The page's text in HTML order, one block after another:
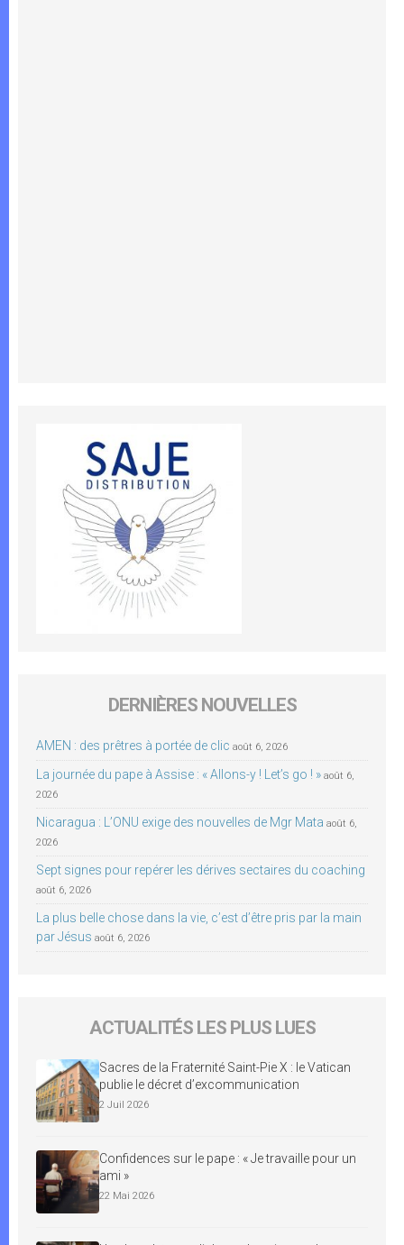
DERNIÈRES NOUVELLES
AMEN : des prêtres à portée de clic août 6, 2026
La journée du pape à Assise : « Allons-y ! Let’s go ! » août 6,
2026
Nicaragua : L’ONU exige des nouvelles de Mgr Mata août 6,
2026
Sept signes pour repérer les dérives sectaires du coaching
août 6, 2026
La plus belle chose dans la vie, c’est d’être pris par la main
par Jésus août 6, 2026
ACTUALITÉS LES PLUS LUES
Sacres de la Fraternité Saint-Pie X : le Vatican
publie le décret d’excommunication
2 Juil 2026
Confidences sur le pape : « Je travaille pour un
ami »
22 Mai 2026